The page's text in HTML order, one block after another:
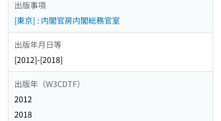
出版事項
[東京] : 内閣官房内閣総務官室
出版年月日等
[2012]-[2018]
出版年（W3CDTF）
2012
2018